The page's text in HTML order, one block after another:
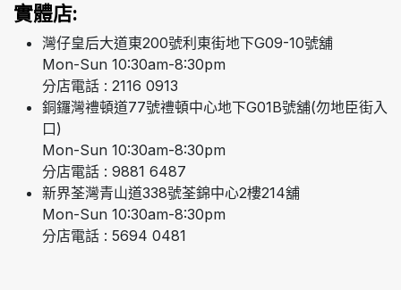
實體店:
灣仔皇后大道東200號利東街地下G09-10號舖
Mon-Sun 10:30am-8:30pm
分店電話 : 2116 0913
銅鑼灣禮頓道77號禮頓中心地下G01B號舖(勿地臣街入
口)
Mon-Sun 10:30am-8:30pm
分店電話 : 9881 6487
新界荃灣青山道338號荃錦中心2樓214舖
Mon-Sun 10:30am-8:30pm
分店電話 : 5694 0481